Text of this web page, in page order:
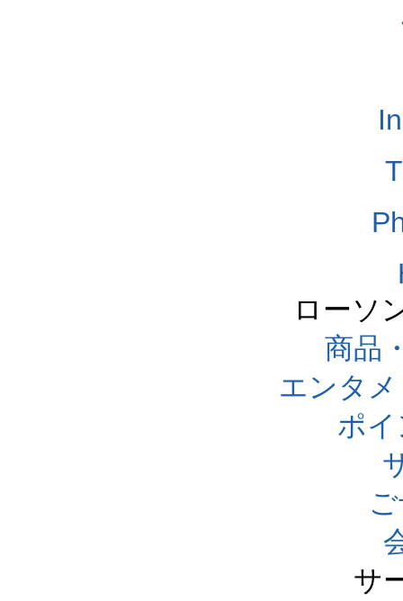
ローソ
商品
エンタ
ポ
サ